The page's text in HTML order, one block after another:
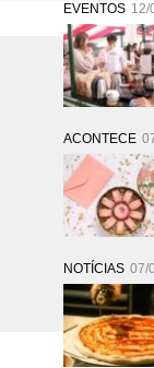
EVENTOS 12/
ACONTECE
NOTÍCIAS 07/